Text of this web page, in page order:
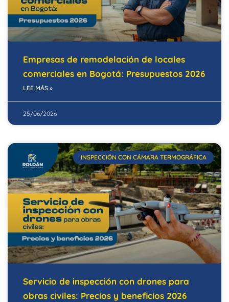
Empresas de remodelación de locales
comerciales en Bogotá: Presupuestos 2026
LEE MÁS »
25/06/2026
INSPECCIÓN CON CÁMARA TERMOGRÁFICA
Servicio de inspección con drones para
obras civiles: Precios y beneficios 2026